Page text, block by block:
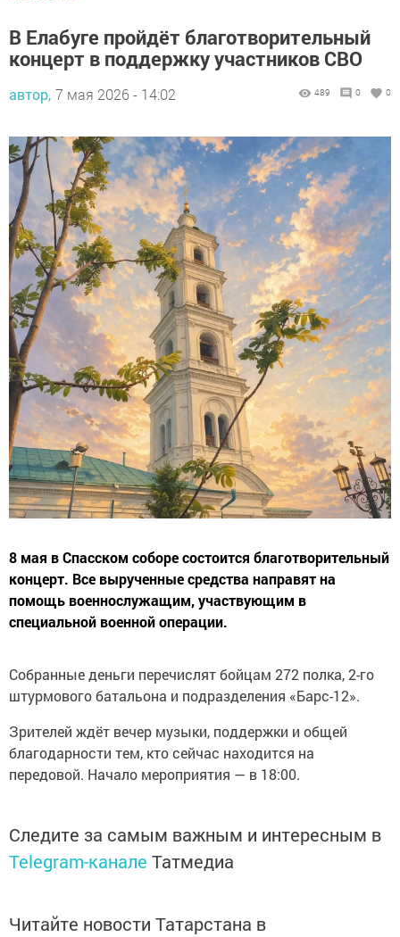
В Елабуге пройдёт благотворительный
концерт в поддержку участников СВО
автор, 7 мая 2026 - 14:02 489 0 0
8 мая в Спасском соборе состоится благотворительный
концерт. Все вырученные средства направят на
помощь военнослужащим, участвующим в
специальной военной операции.
Собранные деньги перечислят бойцам 272 полка, 2-го
штурмового батальона и подразделения «Барс-12».
Зрителей ждёт вечер музыки, поддержки и общей
благодарности тем, кто сейчас находится на
передовой. Начало мероприятия — в 18:00.
Следите за самым важным и интересным в
Telegram-канале Татмедиа
Читайте новости Татарстана в